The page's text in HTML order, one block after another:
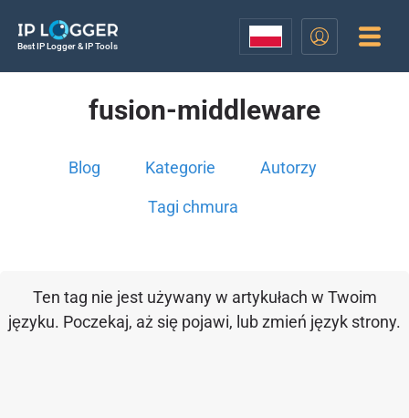
Best IP Logger & IP Tools
fusion-middleware
Blog Kategorie Autorzy
Tagi chmura